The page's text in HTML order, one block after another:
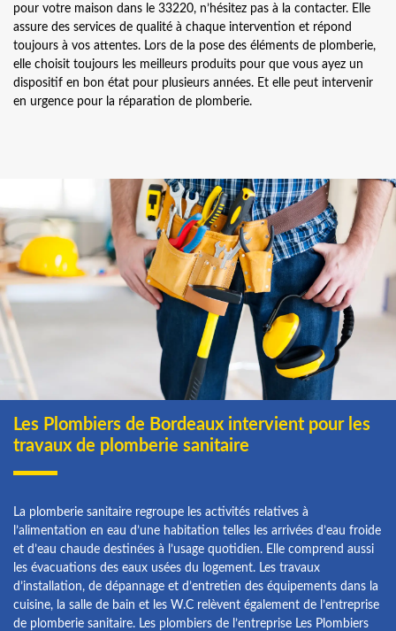
pour votre maison dans le 33220, n’hésitez pas à la contacter. Elle
assure des services de qualité à chaque intervention et répond
toujours à vos attentes. Lors de la pose des éléments de plomberie,
elle choisit toujours les meilleurs produits pour que vous ayez un
dispositif en bon état pour plusieurs années. Et elle peut intervenir
en urgence pour la réparation de plomberie.
Les Plombiers de Bordeaux intervient pour les
travaux de plomberie sanitaire
La plomberie sanitaire regroupe les activités relatives à
l’alimentation en eau d’une habitation telles les arrivées d’eau froide
et d’eau chaude destinées à l’usage quotidien. Elle comprend aussi
les évacuations des eaux usées du logement. Les travaux
d’installation, de dépannage et d’entretien des équipements dans la
cuisine, la salle de bain et les W.C relèvent également de l’entreprise
de plomberie sanitaire. Les plombiers de l’entreprise Les Plombiers